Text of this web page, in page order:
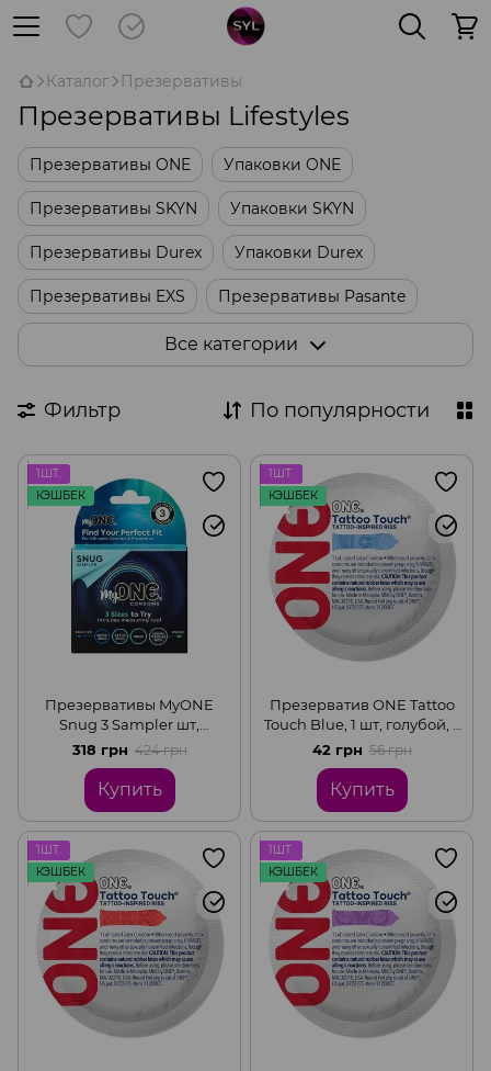
Каталог Презервативы
Презервативы Lifestyles
Презервативы ONE Упаковки ONE
Презервативы SKYN Упаковки SKYN
Презервативы Durex Упаковки Durex
Презервативы EXS Презервативы Pasante
Упаковки Sagami
Другие упаковки
Все категории
Фильтр По популярности
1ШТ.
КЭШБЕК
Презервативы MyONE
Snug 3 Sampler шт,
картонная коробка
318 грн 424 грн
Купить
1ШТ.
КЭШБЕК
Презерватив ONE Tattoo
Touch Blue, 1 шт, голубой, с
рельефом в виде
татуировки
42 грн 56 грн
Купить
1ШТ.
КЭШБЕК
1ШТ.
КЭШБЕК